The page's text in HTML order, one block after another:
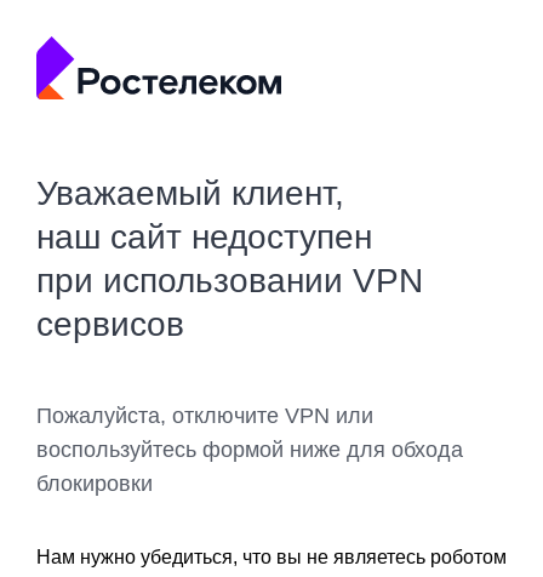
Уважаемый клиент,
наш сайт недоступен
при использовании VPN
сервисов
Пожалуйста, отключите VPN или
воспользуйтесь формой ниже для обхода
блокировки
Нам нужно убедиться, что вы не являетесь роботом